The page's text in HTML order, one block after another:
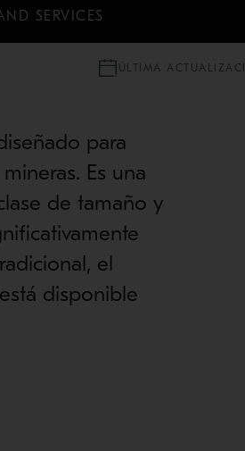
SERVICES
ÚLTIMA
para
Es una
de tamaño y
el
disponible